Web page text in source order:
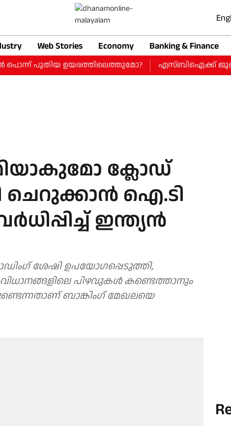
Web Stories Economy Banking & Finance
പുതിയ ഉയരത്തിലെത്തുമോ? എസ്ബിഐക്ക് ജൂണ്‍
ക്ലോഡ്
ചെറുക്കാൻ ഐ.ടി
ഇന്ത്യൻ
ശേഷി ഉപയോ​ഗപ്പെടുത്തി,
പിഴവുകൾ കണ്ടെത്താനും
ബാങ്കിംഗ് മേഖലയെ